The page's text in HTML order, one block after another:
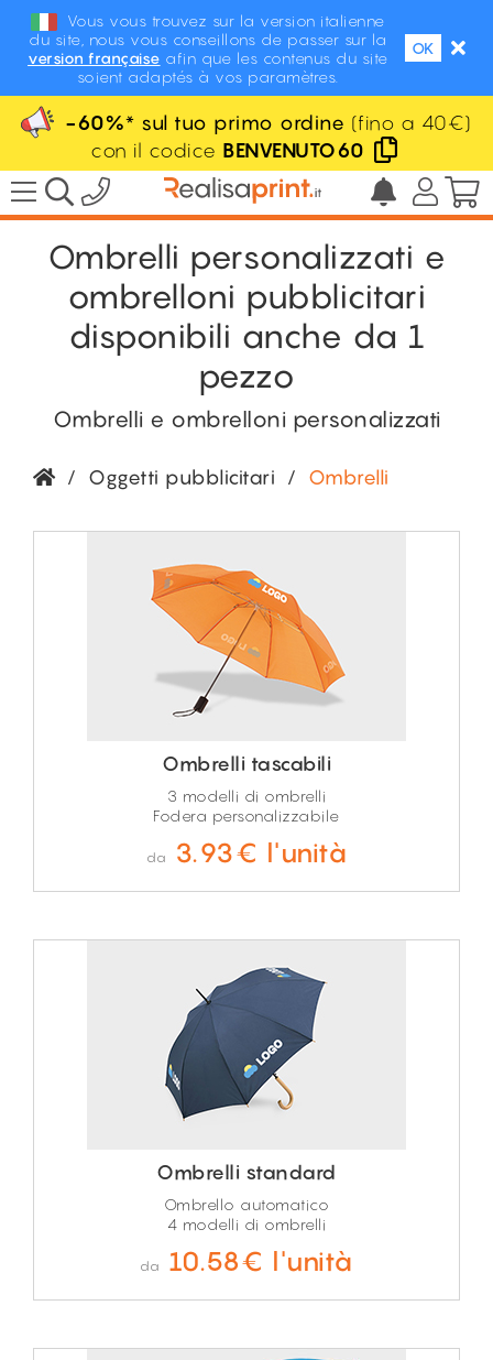
Vous vous trouvez sur la version italienne
du site, nous vous conseillons de passer sur la
version française afin que les contenus du site
soient adaptés à vos paramètres.
OK
-60%* sul tuo primo ordine (fino a 40€)
con il codice BENVENUTO60
Ombrelli personalizzati e
ombrelloni pubblicitari
disponibili anche da 1
pezzo
Ombrelli e ombrelloni personalizzati
/ Oggetti pubblicitari / Ombrelli
Ombrelli tascabili
3 modelli di ombrelli
Fodera personalizzabile
da 3.93€ l'unità
Ombrelli standard
Ombrello automatico
4 modelli di ombrelli
da 10.58€ l'unità